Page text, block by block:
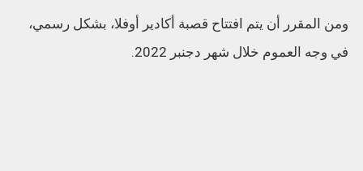
ومن المقرر أن يتم افتتاح قصبة أكادير أوفلا، بشكل رسمي،
في وجه العموم خلال شهر دجنبر 2022.